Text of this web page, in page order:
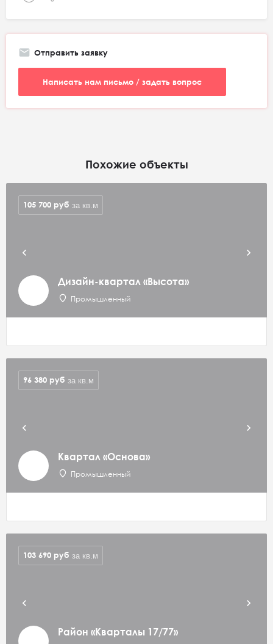
Отправить заявку
Написать нам письмо / задать вопрос
Похожие объекты
Дизайн-квартал «Высота»
Промышленный
105 700 руб за кв.м
Квартал «Основа»
Промышленный
96 380 руб за кв.м
Район «Кварталы 17/77»
103 690 руб за кв.м